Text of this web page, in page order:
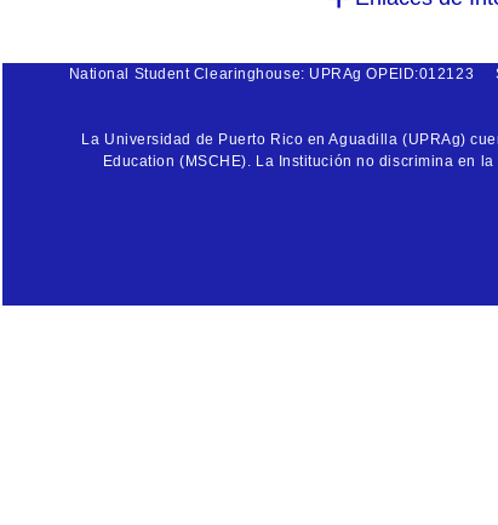
National Student Clearinghouse: UPRAg OPEID:012123
La Universidad de Puerto Rico en Aguadilla (UPRAg)
Education (MSCHE). La Institución no discrimina en